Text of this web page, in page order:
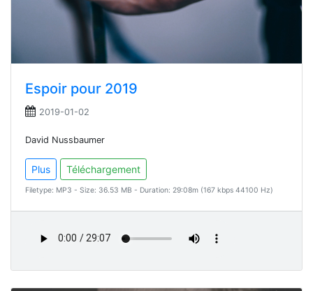
Espoir pour 2019
2019-01-02
David Nussbaumer
Plus Téléchargement
Filetype: MP3 - Size: 36.53 MB - Duration: 29:08m (167 kbps 44100 Hz)